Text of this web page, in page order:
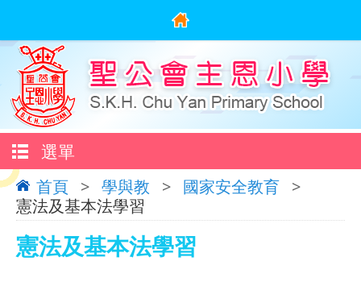
選單
首頁 > 學與教 > 國家安全教育 >
憲法及基本法學習
憲法及基本法學習